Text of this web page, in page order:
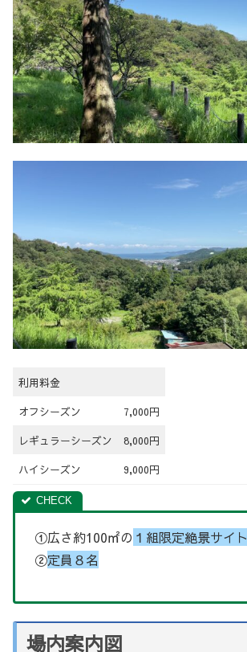
利用料金
オフシーズン 7,000円
レギュラーシーズン 8,000円
ハイシーズン 9,000円
①広さ約100㎡の １組限定絶景サイト
②定員８名
場内案内図